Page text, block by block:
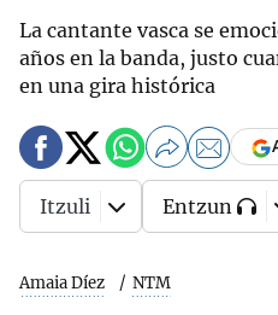
La cantante vasca se
años en la banda, justo
en una gira histórica
Amaia Díez NTM
Itzuli Entzun